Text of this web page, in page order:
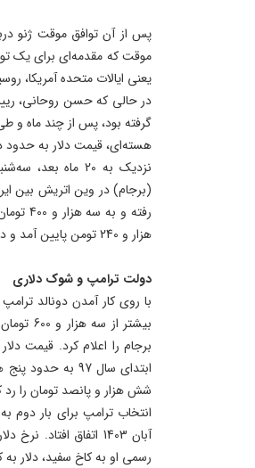
موقت که مقدمه‌ای برای یک
یعنی ایالات متحده آمریکا،
گرفته بود، پس از چند ماه و
هسته‌ای، قیمت دلار به حدود دو هزار و 900 تومان در
رفته
هزار و 240 تومن پایین آمد و در نهایت دلار، تیرماه را با همین حدود قیمت پشت سر گذاشت.
دولت ترامپ و شوک دلاری
برجام را اعلام کرد. قیمت
ابتدای سال 97
شش هزار و پانصد تومان را رد
انتخاب ترامپ برای بار دوم
رسمی او به کاخ سفید، دلار به کانال 80 هزار تومان